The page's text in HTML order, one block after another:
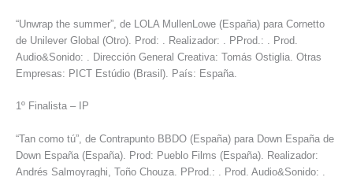
“Unwrap the summer”, de LOLA MullenLowe (España) para Cornetto
de Unilever Global (Otro). Prod: . Realizador: . PProd.: . Prod.
Audio&Sonido: . Dirección General Creativa: Tomás Ostiglia. Otras
Empresas: PICT Estúdio (Brasil). País: España.
1º Finalista – IP
“Tan como tú”, de Contrapunto BBDO (España) para Down España de
Down España (España). Prod: Pueblo Films (España). Realizador:
Andrés Salmoyraghi, Toño Chouza. PProd.: . Prod. Audio&Sonido: .